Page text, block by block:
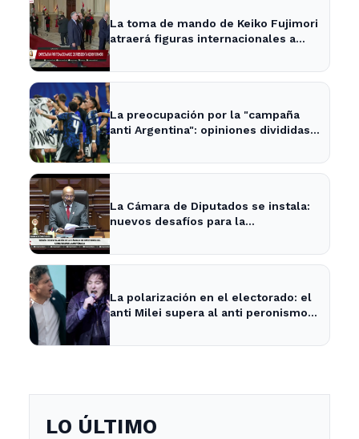
La toma de mando de Keiko Fujimori
atraerá figuras internacionales a
La preocupación por la "campaña
anti Argentina": opiniones divididas
La Cámara de Diputados se instala:
nuevos desafíos para la
La polarización en el electorado: el
anti Milei supera al anti peronismo
LO ÚLTIMO